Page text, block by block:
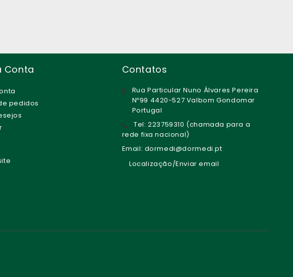
Conta
pedidos
Contatos
Rua Particular Nuno Álvares Pereira
Nº99 4420-527 Valbom Gondomar
Portugal
Tel: 223759310 (chamada para a
rede fixa nacional)
Email: dormedi@dormedi.pt
Localização/Enviar email